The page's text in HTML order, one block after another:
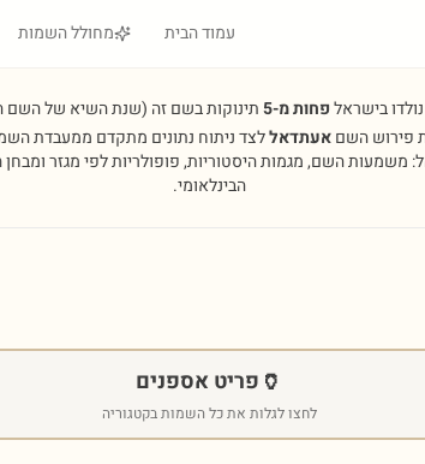
עמוד הבית מחולל השמות
נולדו בישראלפחות מ-5 תינוקות בשם זה (שנת השיא של השם
פירוש השםאעתדאללצד ניתוח נתונים מתקדם ממעבדת
משמעות השם, מגמות היסטוריות, פופולריות לפי מגזר ומבחן
הבינלאומי.
🏺 פריט אספנים
לחצו לגלות את כל השמות בקטגוריה